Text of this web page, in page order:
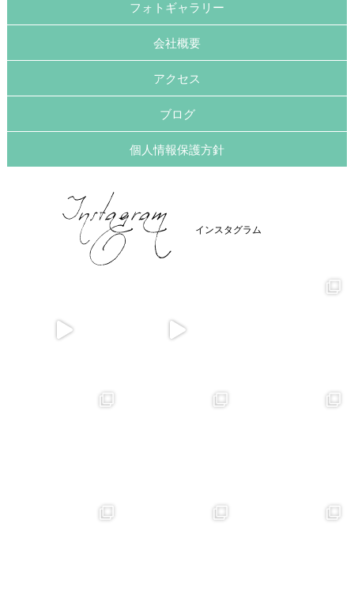
フォトギャラリー
会社概要
アクセス
ブログ
個人情報保護方針
インスタグラム